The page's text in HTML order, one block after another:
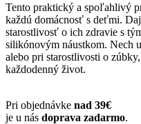
Tento praktický a spoľahlivý
každú domácnosť s deťmi.
starostlivosť o ich zdravie s
silikónovým náustkom. Nech
alebo pri starostlivosti o
každodenný život.
Pri objednávke nad 39€
je u nás doprava zadarmo.